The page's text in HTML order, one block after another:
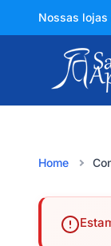
Nossas
Home